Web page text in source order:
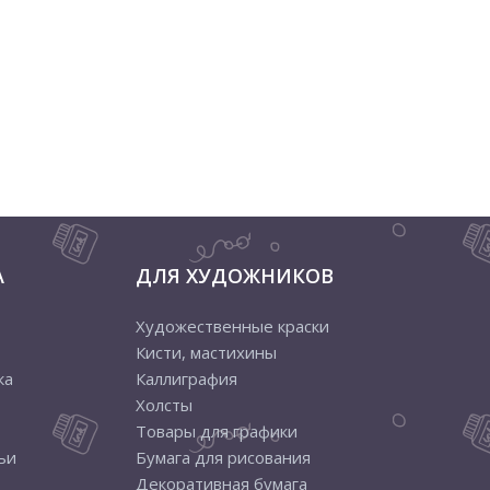
ДЛЯ ХУДОЖНИКОВ
Художественные краски
Кисти, мастихины
Каллиграфия
Холсты
Товары для графики
Бумага для рисования
Декоративная бумага